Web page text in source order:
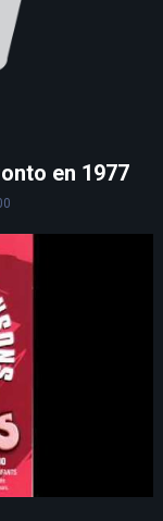
en 1977